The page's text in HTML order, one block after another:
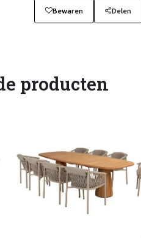
Bewaren Delen
producten